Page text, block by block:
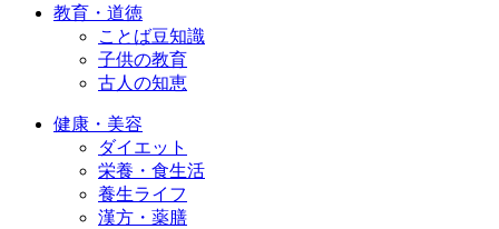
教育・道徳
ことば豆知識
子供の教育
古人の知恵
健康・美容
ダイエット
栄養・食生活
養生ライフ
漢方・薬膳